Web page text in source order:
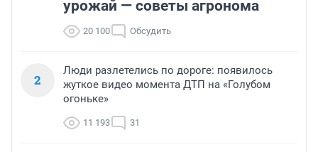
урожай — советы агронома
20 100 Обсудить
2
Люди разлетелись по дороге: появилось
жуткое видео момента ДТП на «Голубом
огоньке»
11 193 31